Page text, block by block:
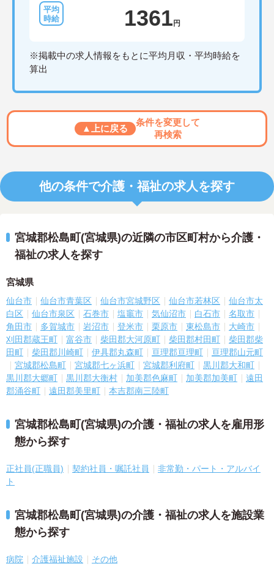
1361円
※掲載中の求人情報をもとに平均月収・平均時給を
算出
▲上に戻る
条件を変更して
再検索
他の条件で介護・福祉の求人を探す
宮城郡松島町(宮城県)の近隣の市区町村から介護・
福祉の求人を探す
宮城県
仙台市 仙台市青葉区 仙台市宮城野区 仙台市若林区
仙台市太
白区
仙台市泉区 石巻市 塩竈市 気仙沼市 白石市
名取市
角田市
多賀城市 岩沼市 登米市 栗原市 東松島市
大崎市
刈田郡蔵王町
富谷市 柴田郡大河原町 柴田郡村田町
柴田郡柴
田町
柴田郡川崎町 伊具郡丸森町 亘理郡亘理町
亘理郡山元町
宮城郡松島町
宮城郡七ヶ浜町 宮城郡利府町
黒川郡大和町
黒川郡大郷町
黒川郡大衡村 加美郡色麻町 加美郡加美町
遠田
郡涌谷町
遠田郡美里町 本吉郡南三陸町
宮城郡松島町(宮城県)の介護・福祉の求人を雇用形
態から探す
正社員(正職員) 契約社員・嘱託社員
非常勤・パート・アルバイ
ト
宮城郡松島町(宮城県)の介護・福祉の求人を施設業
態から探す
病院 介護福祉施設 その他